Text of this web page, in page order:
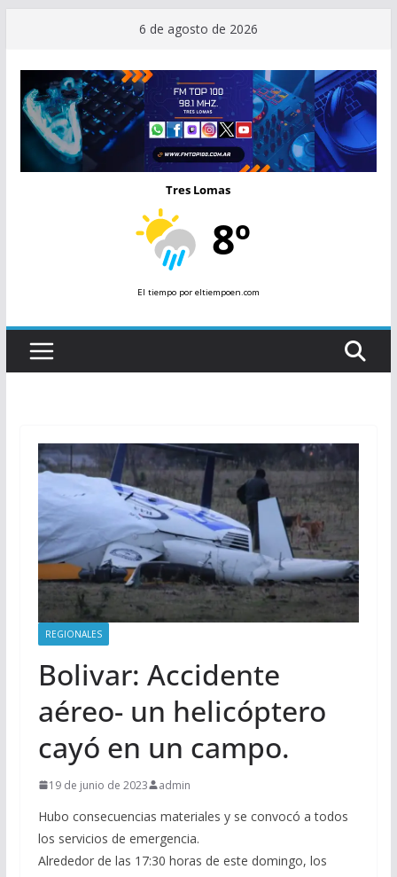
contenido
6 de agosto de 2026
Tres Lomas
8º
El tiempopor eltiempoen.com
REGIONALES
Bolivar: Accidente
aéreo- un helicóptero
cayó en un campo.
19 de junio de 2023 admin
Hubo consecuencias materiales y se convocó a todos
los servicios de emergencia.
Alrededor de las 17:30 horas de este domingo, los